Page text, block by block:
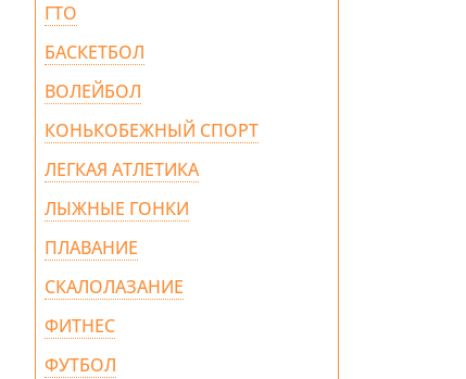
ГТО
БАСКЕТБОЛ
ВОЛЕЙБОЛ
КОНЬКОБЕЖНЫЙ СПОРТ
ЛЕГКАЯ АТЛЕТИКА
ЛЫЖНЫЕ ГОНКИ
ПЛАВАНИЕ
СКАЛОЛАЗАНИЕ
ФИТНЕС
ФУТБОЛ